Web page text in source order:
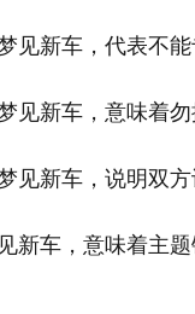
见新车，代表不
见新车，意味着
见新车，说明双
新车，意味着主题